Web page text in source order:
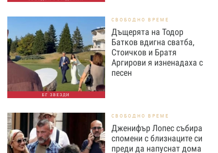
БГ ЗВЕЗДИ
СВОБОДНО ВРЕМЕ
Дъщерята на Тодор
Батков вдигна сватба,
Стоичков и Братя
Аргирови я изненадаха с
песен
СВОБОДНО ВРЕМЕ
Дженифър Лопес събира
спомени с близнаците си
преди да напуснат дома